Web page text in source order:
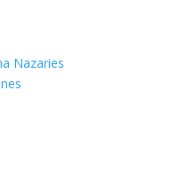
Nazaries